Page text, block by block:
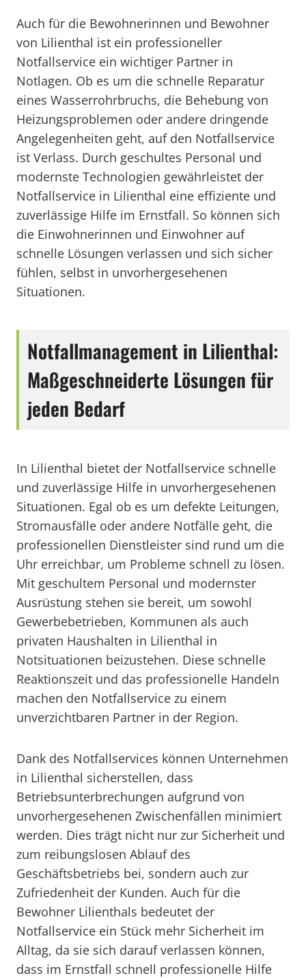
Auch für die Bewohnerinnen und Bewohner
von Lilienthal ist ein professioneller
Notfallservice ein wichtiger Partner in
Notlagen. Ob es um die schnelle Reparatur
eines Wasserrohrbruchs, die Behebung von
Heizungsproblemen oder andere dringende
Angelegenheiten geht, auf den Notfallservice
ist Verlass. Durch geschultes Personal und
modernste Technologien gewährleistet der
Notfallservice in Lilienthal eine effiziente und
zuverlässige Hilfe im Ernstfall. So können sich
die Einwohnerinnen und Einwohner auf
schnelle Lösungen verlassen und sich sicher
fühlen, selbst in unvorhergesehenen
Situationen.
Notfallmanagement in Lilienthal:
Maßgeschneiderte Lösungen für
jeden Bedarf
In Lilienthal bietet der Notfallservice schnelle
und zuverlässige Hilfe in unvorhergesehenen
Situationen. Egal ob es um defekte Leitungen,
Stromausfälle oder andere Notfälle geht, die
professionellen Dienstleister sind rund um die
Uhr erreichbar, um Probleme schnell zu lösen.
Mit geschultem Personal und modernster
Ausrüstung stehen sie bereit, um sowohl
Gewerbebetrieben, Kommunen als auch
privaten Haushalten in Lilienthal in
Notsituationen beizustehen. Diese schnelle
Reaktionszeit und das professionelle Handeln
machen den Notfallservice zu einem
unverzichtbaren Partner in der Region.
Dank des Notfallservices können Unternehmen
in Lilienthal sicherstellen, dass
Betriebsunterbrechungen aufgrund von
unvorhergesehenen Zwischenfällen minimiert
werden. Dies trägt nicht nur zur Sicherheit und
zum reibungslosen Ablauf des
Geschäftsbetriebs bei, sondern auch zur
Zufriedenheit der Kunden. Auch für die
Bewohner Lilienthals bedeutet der
Notfallservice ein Stück mehr Sicherheit im
Alltag, da sie sich darauf verlassen können,
dass im Ernstfall schnell professionelle Hilfe